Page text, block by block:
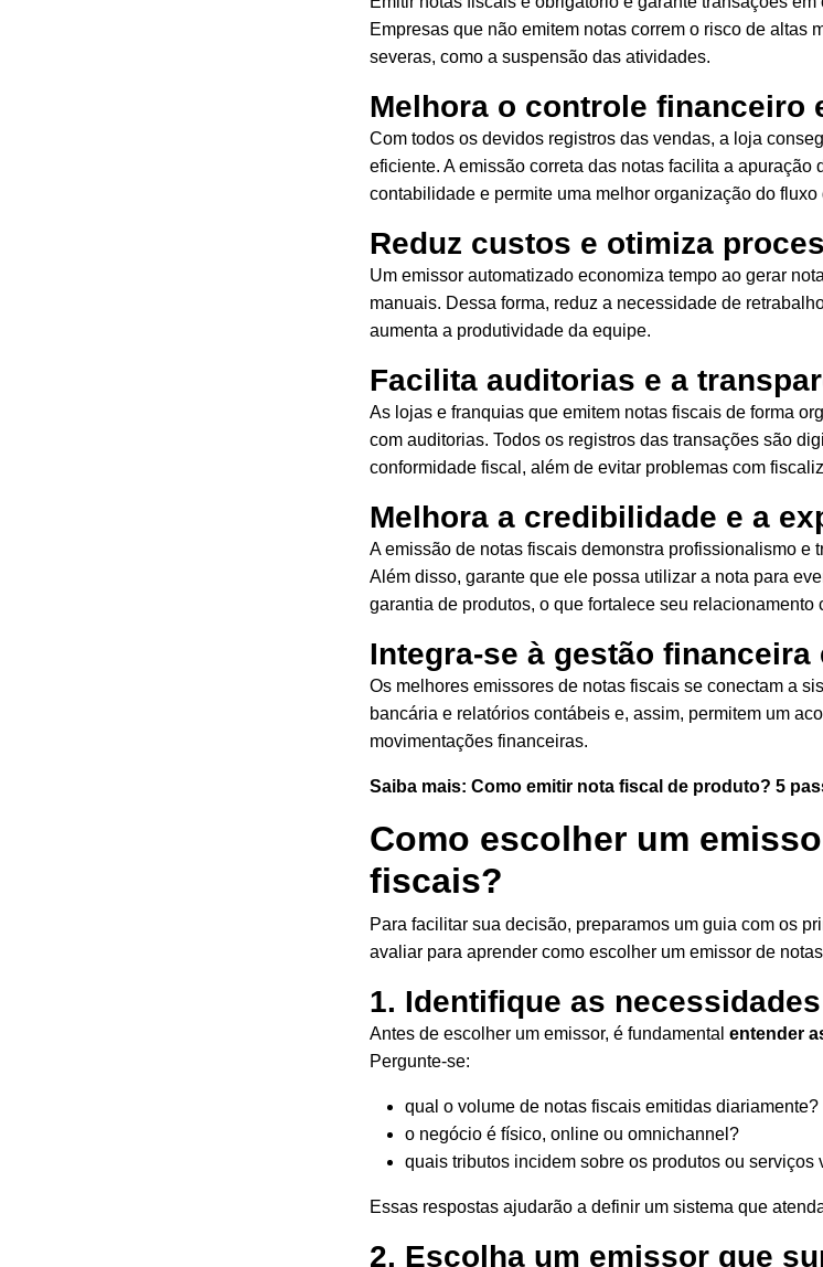
Empresas que não emitem notas correm o risco de altas
severas, como a suspensão das atividades.
Melhora o controle financeiro
Com todos os devidos registros das vendas, a loja
eficiente. A emissão correta das notas facilita a apuração
contabilidade e permite uma melhor organização dofluxo
Reduz custos e otimiza
Um emissor automatizado economiza tempo ao gerar
manuais. Dessa forma, reduz a necessidade de
aumenta a produtividade da equipe.
Facilita auditorias e a
As lojas e franquias que emitem notas fiscais de forma
com auditorias. Todos os registros das transações são
conformidade fiscal, além de evitar problemas com
Melhora a credibilidade e a
A emissão de notas fiscais demonstra profissionalismo e
Além disso, garante que ele possa utilizar a nota para
garantia de produtos, o que fortalece seu relacionamento
Integra-se à gestão financeira
Os melhores emissores de notas fiscais se conectam a
bancária e relatórios contábeis e, assim, permitem um
movimentações financeiras.
Saiba mais:Como emitir nota fiscal de produto? 5
Como escolher um
fiscais?
Para facilitar sua decisão, preparamos um guia com os
avaliar para aprender como escolher um emissor de
1. Identifique as
Antes de escolher um emissor, é fundamentalentender
Pergunte-se:
qual o volume de notas fiscais emitidas diariamente?
o negócio é físico, online ouomnichannel?
quais tributos incidem sobre os produtos ou serviços
Essas respostas ajudarão a definir um sistema que
2. Escolha um emissor que